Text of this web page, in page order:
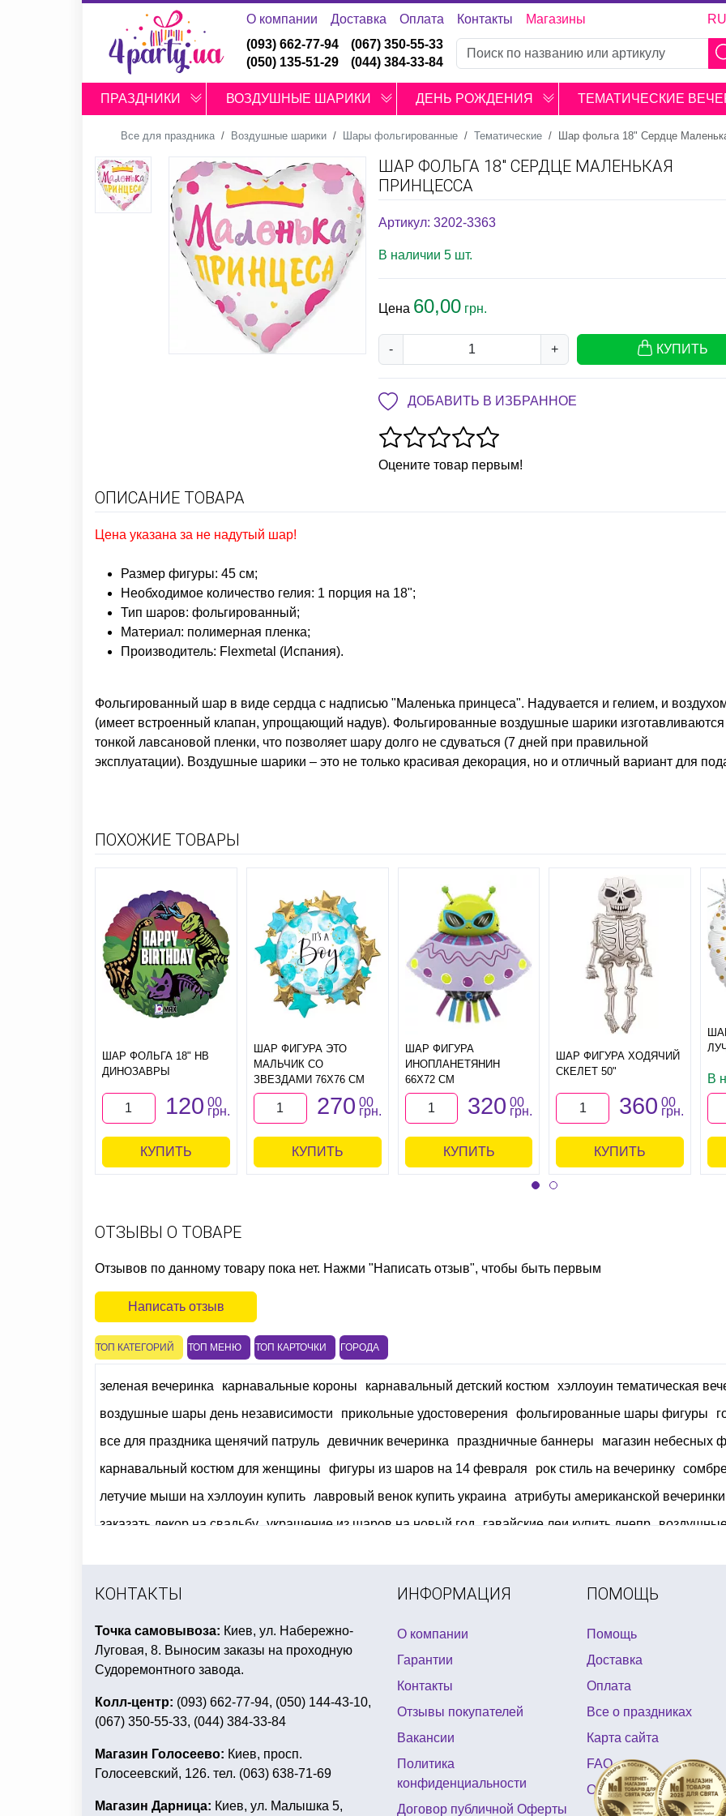
О компании Доставка Оплата Контакты Магазины RU
(093) 662-77-94
(050) 135-51-29
(067) 350-55-33
(044) 384-33-84
ПРАЗДНИКИ ВОЗДУШНЫЕ ШАРИКИ ДЕНЬ РОЖДЕНИЯ ТЕМАТИЧЕСКИЕ
Все для праздника Воздушные шарики Шары фольгированные Тематические Шар фольга 18" Сердце
ШАР ФОЛЬГА 18" СЕРДЦЕ МАЛЕНЬКАЯ
ПРИНЦЕССА
Артикул: 3202-3363
В наличии 5 шт.
Цена 60,00 грн.
- + КУПИТЬ
ДОБАВИТЬ В ИЗБРАННОЕ
Оцените товар первым!
ОПИСАНИЕ ТОВАРА
Цена указана за не надутый шар!
Размер фигуры: 45 см;
Необходимое количество гелия: 1 порция на 18";
Тип шаров: фольгированный;
Материал: полимерная пленка;
Производитель: Flexmetal (Испания).
Фольгированный шар в виде сердца с надписью "Маленька принцеса". Надувается и гелием, и
(имеет встроенный клапан, упрощающий надув). Фольгированные воздушные шарики изготавливаются
тонкой лавсановой пленки, что позволяет шару долго не сдуваться (7 дней при правильной
эксплуатации). Воздушные шарики – это не только красивая декорация, но и отличный вариант для
ПОХОЖИЕ ТОВАРЫ
ШАР ФОЛЬГА 18" HB
ДИНОЗАВРЫ
120 00
грн.
КУПИТЬ
ШАР ФИГУРА ЭТО
МАЛЬЧИК СО
ЗВЕЗДАМИ 76Х76 СМ
270 00
грн.
КУПИТЬ
ШАР ФИГУРА
ИНОПЛАНЕТЯНИН
66Х72 СМ
320 00
грн.
КУПИТЬ
ШАР ФИГУРА ХОДЯЧИЙ
СКЕЛЕТ 50"
360 00
грн.
КУПИТЬ
В
ОТЗЫВЫ О ТОВАРЕ
Отзывов по данному товару пока нет. Нажми "Написать отзыв", чтобы быть первым
Написать отзыв
ТОП КАТЕГОРИЙ ТОП МЕНЮ ТОП КАРТОЧКИ ГОРОДА
зеленая вечеринка карнавальные короны карнавальный детский костюм хэллоуин тематическая
воздушные шары день независимости
прикольные удостоверения фольгированные шары фигуры
все для праздника щенячий патруль
девичник вечеринка праздничные баннеры
магазин небесных
карнавальный костюм для женщины
фигуры из шаров на 14 февраля рок стиль на вечеринку
летучие мыши на хэллоуин купить
лавровый венок купить украина атрибуты американской вечеринки
заказать декор на свадьбу украшение из шаров на новый год гавайские леи купить днепр
КОНТАКТЫ
Точка самовывоза: Киев, ул. Набережно-
Луговая, 8. Выносим заказы на проходную
Судоремонтного завода.
Колл-центр: (093) 662-77-94, (050) 144-43-10,
(067) 350-55-33, (044) 384-33-84
Магазин Голосеево: Киев, просп.
Голосеевский, 126. тел. (063) 638-71-69
Магазин Дарница: Киев, ул. Малышка 5,
ИНФОРМАЦИЯ
О компании
Гарантии
Контакты
Отзывы покупателей
Вакансии
Политика
конфиденциальности
Договор публичной Оферты
ПОМОЩЬ
Помощь
Доставка
Оплата
Все о праздниках
Карта сайта
FAQ
Отзывы